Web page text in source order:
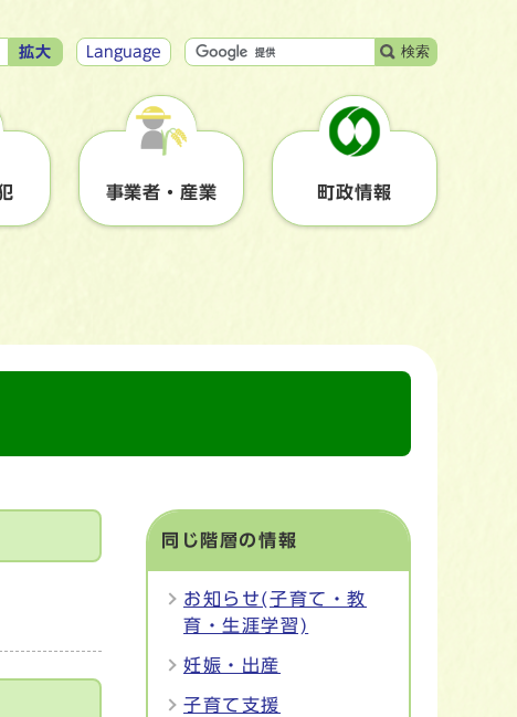
拡大 Language 検索
事業者・産業 町政情報
同じ階層の情報
お知らせ(子育て・教
育・生涯学習)
妊娠・出産
子育て支援